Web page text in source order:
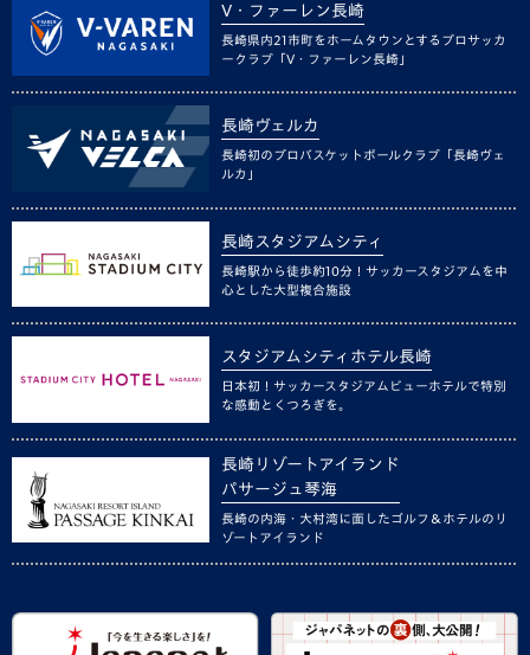
V・ファーレン長崎
長崎県内21市町をホームタウンとするプロサッカ
ークラブ「V・ファーレン長崎」
長崎ヴェルカ
長崎初のプロバスケットボールクラブ「長崎ヴェ
ルカ」
長崎スタジアムシティ
長崎駅から徒歩約10分！サッカースタジアムを中
心とした大型複合施設
スタジアムシティホテル長崎
日本初！サッカースタジアムビューホテルで特別
な感動とくつろぎを。
長崎リゾートアイランド
パサージュ琴海
長崎の内海・大村湾に面したゴルフ＆ホテルのリ
ゾートアイランド